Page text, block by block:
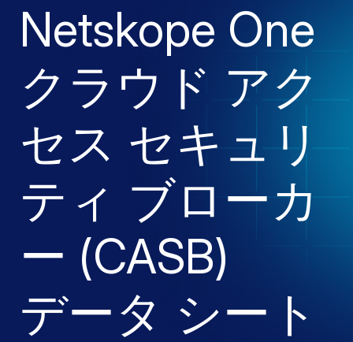
Netskope One
クラウド アク
セス セキュリ
ティ ブローカ
ー (CASB)
データ シート